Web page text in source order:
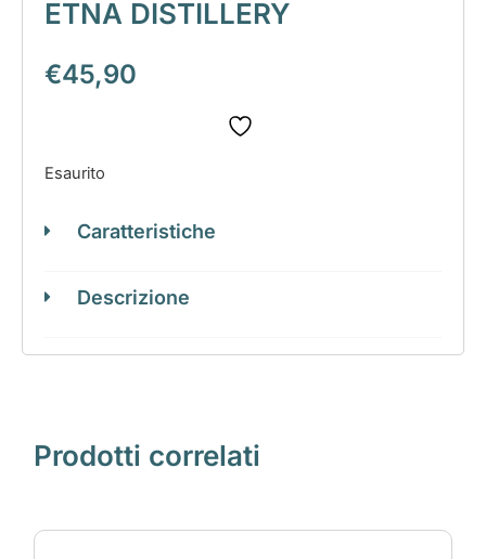
ETNA DISTILLERY
€45,90
Esaurito
Caratteristiche
Descrizione
Prodotti correlati